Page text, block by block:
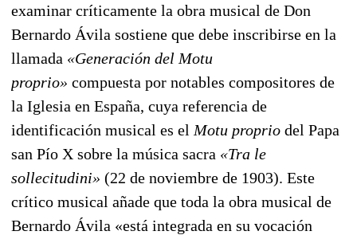
examinar críticamente la obra musical de Don
Bernardo Ávila sostiene que debe inscribirse en la
llamada «Generación del Motu
proprio» compuesta por notables compositores de
la Iglesia en España, cuya referencia de
identificación musical es el Motu proprio del Papa
san Pío X sobre la música sacra «Tra le
sollecitudini» (22 de noviembre de 1903). Este
crítico musical añade que toda la obra musical de
Bernardo Ávila «está integrada en su vocación